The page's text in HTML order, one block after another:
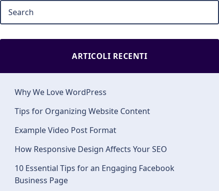
ARTICOLI RECENTI
Why We Love WordPress
Tips for Organizing Website Content
Example Video Post Format
How Responsive Design Affects Your SEO
10 Essential Tips for an Engaging Facebook
Business Page